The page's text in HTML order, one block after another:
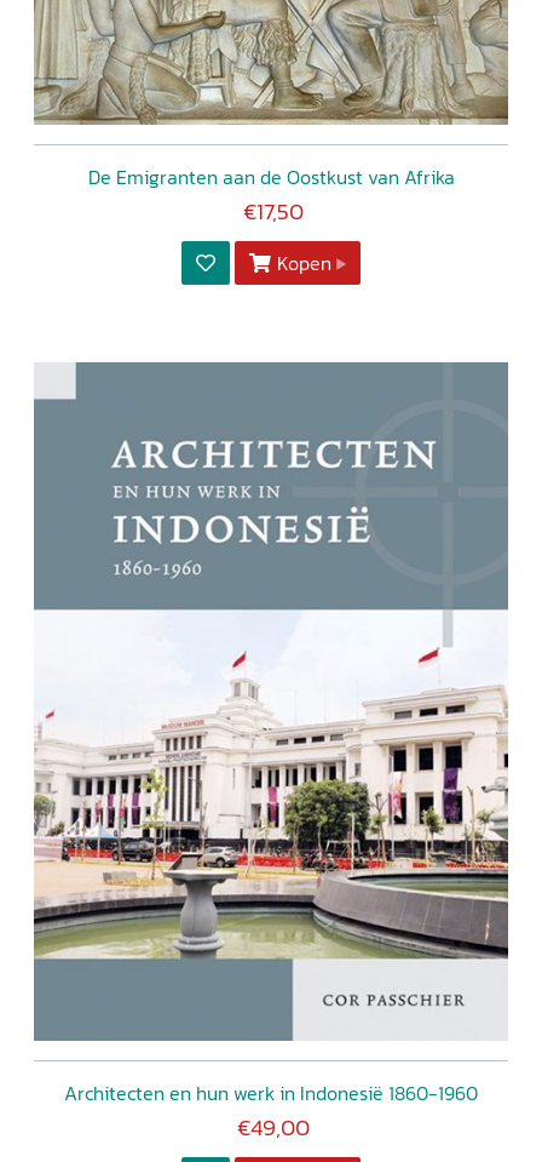
De Emigranten aan de Oostkust van Afrika
€17,50
Kopen
Architecten en hun werk in Indonesië 1860-1960
€49,00